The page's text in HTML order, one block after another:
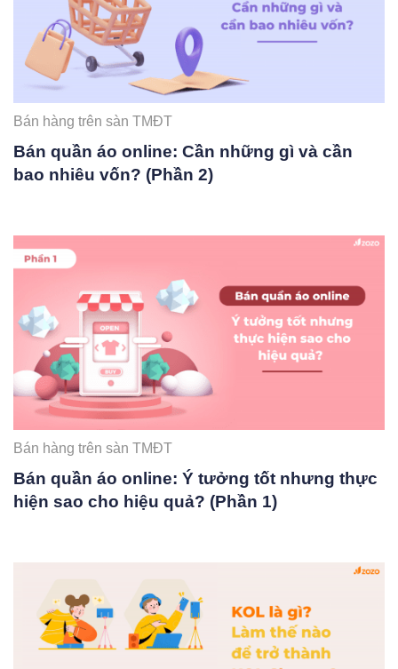
Bán hàng trên sàn TMĐT
Bán quần áo online: Cần những gì và cần
bao nhiêu vốn? (Phần 2)
Bán hàng trên sàn TMĐT
Bán quần áo online: Ý tưởng tốt nhưng thực
hiện sao cho hiệu quả? (Phần 1)